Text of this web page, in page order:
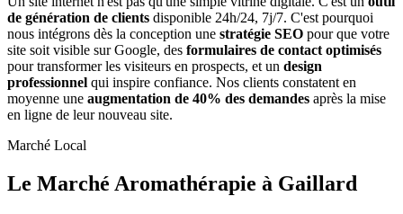
de génération de clients disponible 24h/24, 7j/7. C'est pourquoi
nous intégrons dès la conception une stratégie SEO pour que votre
site soit visible sur Google, des formulaires de contact optimisés
pour transformer les visiteurs en prospects, et un design
professionnel qui inspire confiance. Nos clients constatent en
moyenne une augmentation de 40% des demandes après la mise
en ligne de leur nouveau site.
Marché Local
Le Marché Aromathérapie à Gaillard